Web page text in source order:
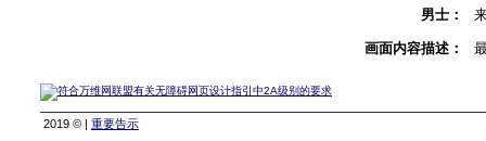
男士：
画面内容描述：
2019 © | 重要告示